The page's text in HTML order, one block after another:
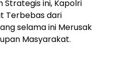
ini, Kapolri
Terbebas dari
selama ini Merusak
Masyarakat.